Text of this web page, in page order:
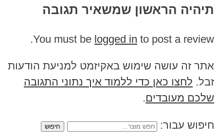
תיהיה הראשון שמשאיר תגובה
You must be logged in to post a review.
אתר זה עושה שימוש באקיזמט למניעת הודעות
זבל. לחצו כאן כדי ללמוד איך נתוני התגובה
שלכם מעובדים.
חיפוש עבור: